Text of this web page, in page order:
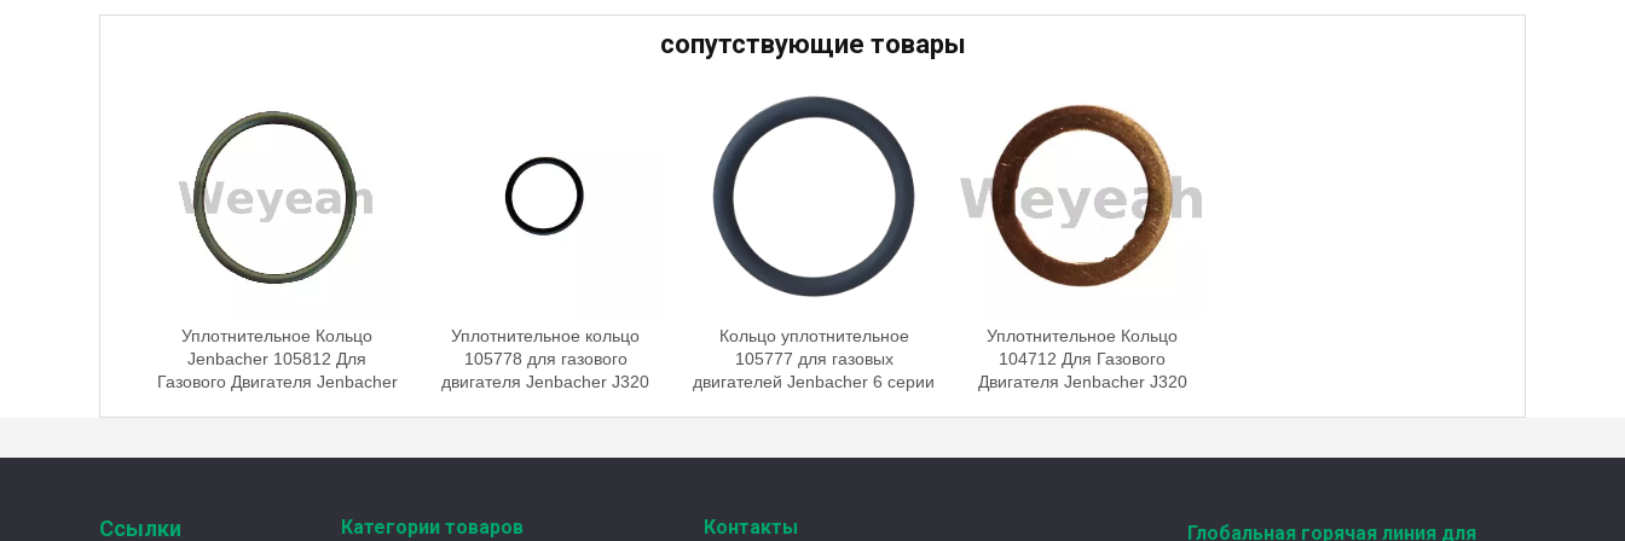
сопутствующие товары
Уплотнительное Кольцо
Jenbacher 105812 Для
Газового Двигателя Jenbacher
Уплотнительное кольцо
105778 для газового
двигателя Jenbacher J320
Кольцо уплотнительное
105777 для газовых
двигателей Jenbacher 6 серии
Уплотнительное Кольцо
104712 Для Газового
Двигателя Jenbacher J320
Ссылки Категории товаров Контакты Глобальная горячая линия для